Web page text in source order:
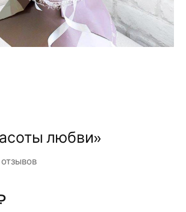
любви»
отзывов